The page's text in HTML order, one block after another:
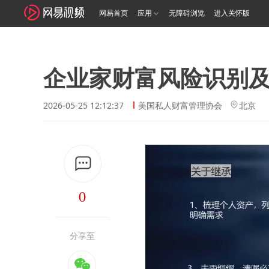
网易首页 应用 无障碍浏览 进入关怀版
企业家财富风险识别
2026-05-25 12:12:37 美国私人财富管理协会 北京
0
分享至